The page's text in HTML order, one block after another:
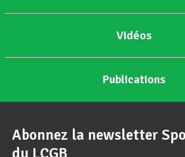
Vidéos
Publications
Abonnez la newsletter
du LCGB